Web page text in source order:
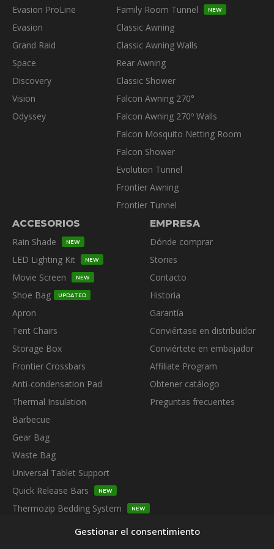
Gestionar el consentimiento
página
producto
Evasion ProLine
Evasion
Grand Raid
Space
Discovery
Vision
Odyssey
Family Room Tunnel NEW
Classic Awning
Classic Awning Walls
Rear Awning
Classic Shower
Falcon Awning 270°
Falcon Awning 270º Walls
Falcon Mosquito Netting Room
Falcon Shower
Evolution Tunnel
Frontier Awning
Frontier Tunnel
ACCESORIOS
Rain Shade
NEW
LED Lighting Kit NEW
Movie Screen NEW
Shoe Bag UPDATED
Apron
Tent Chairs
Storage Box
Frontier Crossbars
Anti-condensation Pad
Thermal Insulation
Barbecue
Gear Bag
Waste Bag
Universal Tablet Support
Quick Release Bars
NEW
Thermozip Bedding System NEW
EMPRESA
Dónde comprar
Stories
Contacto
Historia
Garantía
Conviértase en distribuidor
Conviértete en embajador
Affiliate Program
Obtener catálogo
Preguntas frecuentes